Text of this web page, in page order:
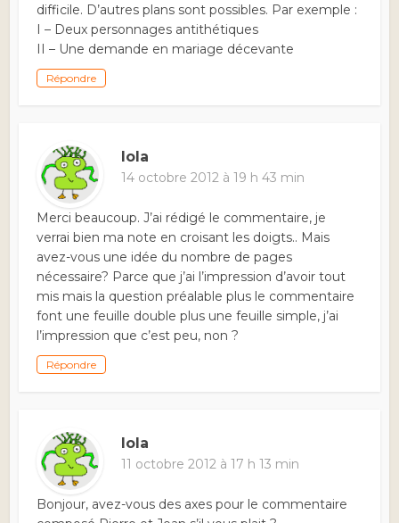
difficile. D’autres plans sont possibles. Par exemple :
I – Deux personnages antithétiques
II – Une demande en mariage décevante
Répondre
lola
14 octobre 2012 à 19 h 43 min
Merci beaucoup. J’ai rédigé le commentaire, je
verrai bien ma note en croisant les doigts.. Mais
avez-vous une idée du nombre de pages
nécessaire? Parce que j’ai l’impression d’avoir tout
mis mais la question préalable plus le commentaire
font une feuille double plus une feuille simple, j’ai
l’impression que c’est peu, non ?
Répondre
lola
11 octobre 2012 à 17 h 13 min
Bonjour, avez-vous des axes pour le commentaire